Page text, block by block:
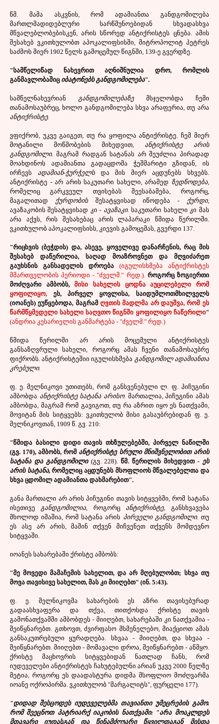
წმ. მამა ასკვნის, რომ ადამიანთა განდგომილება
მართლმადიდებლური სარწმუნოებიდან სხვადასხვა
მწვალებლობებისკენ, არის სწორედ ანტიქრისტეს ცნება. ამის
შესახებ ვკითხულობთ აპოკალიფსისში, მიტროპოლიტ პეტრეს
საძმოს მიერ 1902 წელს გამოცემულ წიგნში, 139-ე გვერდზე.
"სამწელიწად ნახევრით აღნიშნულია დრო, რომლის
განმავლობაშიც იბატონებს განდგომილება".
სამწელნახევრიან განდგომილებაზე მსჯელობდა ჩემი
თანამოსაუბრეც, ხოლო განდგომილება სხვა არაფერია, თუ არა
ანტიქრისტე.
ვფიქრობ, უკვე გაიგეთ, თუ რა ყოფილა ანტიქრისტე. ჩემ მიერ
მოტანილი მოწმობების მიხედვით, ანტიქრისტე არის
განდგომილი.მაგრამ რადგან სატანას არ შეუძლია პირადად
მოახდინოს ადამიანთა გადაცდომა ჭეშმარიტი გზიდან, ის
ირჩევს ადამიან-ჭურჭელს და მის მიერ აცდუნებს სხვებს.
ანტიქრისტე - არ არის საკუთარი სახელი, არამედ ზედწოდება,
რომელიც გარკვეულ თვისებას შეესაბამება, როგორც,
მაგალითად
ქურდობის შესატყვისად იწოდება -
ქურდი,
ავაზაკობის შესატყვისად კი ­- ავაზაკი.საკუთარი სახელი კი მას
არა აქვს, რის შესახებაც არის ლაპარაკი წმიდა წერილში.
ვკითხულობ აპოკალიფსისს, კიევის გამოცემას, გვერდი 137.
"რიცხვის (ბეჭდის) და, ასევე, ყოველივე დანარჩენის, რაც მის
შესახებ დაწერილია, საღად მოაზროვნეთ და მღვიძარეთ
გაუხსნის განსადელის დროება
(იგულისხმება ანტიქრისტეს
მმართველობის პერიოდი - "ძველმ." რედ.). როგორც ზოგიერთი
მოძღვარი ამბობს,მისი სახელის ცოდნა აუცილებელი რომ
ყოფილიყო, ეს, პირველ ყოვლისა, საიდუმლოთმხილველს
(იოანეს) ეუწყებოდა, მაგრამღვთის მადლმა არ დაუშვა, რომ ეს
წარმწყმედელი სახელი საღვთო წიგნში ყოფილიყო ჩაწერილი"
(ანდრია კესარიელის განმარტება - "ძველმ." რედ.)
წმიდა წერილში არ არის მოცემული ანტიქრისტეს
განსაზღვრული სახელი, როგორც ამას ჩვენი თანამოსაუბრე
ფიქრობს. ანტიქრისტეშიი იგულისხმება განდგომილ ადამიანთა
კრებული.
ფ. ე. მელნიკოვი უთითებს, რომ განსვენებული ლ. ფ. პიჩუგინი
ამბობდა ანტიქრისტე სატანა არისო. მართალია, პიჩუგინი ამას
ამბობდა, მაგრამ რომ გავიგოთ, თუ რა აზრით იყო ეს ნათქვამი,
მოვიტან მის სიტყვებს: ვკითხულობ მისი გასაუბრებიდან ფ. ე.
მელნიკოვთან, 1909 წ. გვ. 210:
"წმიდა ბასილი დიდი თავის თხზულებებში, პირველ ნაწილში
(გვ. 170), ამბობს, რომ ანტიქრისტე სრული მნიშვნელობით არის
სატანა და განდგომილი (გვ. 228).წმ. წერილის მიხედვით - ეს
არის სატანა,რომელიც აცდუნებს მსოფლიოს მწვალებელთა და
სხვა ცდომილ ადამიანთა დახმარებით".
განა მართალი არ არის პიჩუგინი თავის სიტყვებში, რომ სატანა
ისეთივე განდგომილია, როგორც ანტიქრისტე, განსხვავება
მხოლოდ იმაშია, რომ სატანა არის პირველი განდგომილი. თუ
ეს ასე არ არის, მაშინ თქვენ მიჩვენეთ თქვენს მომდევნო
სიტყვაში.
იოანეს სახარებაში ქრისტე ამბობს:
"მე მოვედი მამაჩემის სახელით, და არ მღებულობთ; სხვა თუ
მოვა თავისივე სახელით, მას კი მიიღებთ" (ინ. 5:43).
ფ. ე. მელნიკოვმა სახარების ეს აზრი თავისებურად
გადაასხვაფერა და თქვა, თითქოსდა ქრისტე თავის
გამონათქვამში ამბობდეს - მიიღებთ, სახარებაში კი ნათქვამია -
შეიწყნარებთ. გთხოვთ, ძვირფასო მსმენელებო, მიაქციოთ ამას
განსაკუთრებული ყურადღება. სხვაა - მიიღებთ, და სხვაა -
შეიწყნარებთ. მიიღებთ - მომავალი დროა, შეიწყნარებთ - აწმყო.
ქრისტე მაცხოვრის სიტყვებიდან ნათლად ჩანს, რომ
იუდეველები ანტიქრისტეს ჩახუტებულნი არიან უკვე 2000 წელზე
მეტია, როგორც ეს დაადასტურა დიდმა მსოფლიო მოძღვარმა
იოანე ოქროპირმა. ვკითხულობ "მარგალიტს", ფურცელი 177).
"დიდად შესცოდეს იუდეველებმა თავიანთი უმეცრების გამო.
რომ შეეცნოთ პატრიარქ იაკობის ნათქვამი: "არა მოაკლდეს
მთავარი იუდასგან და წინამძღუარი წყვილთაგან მისთა